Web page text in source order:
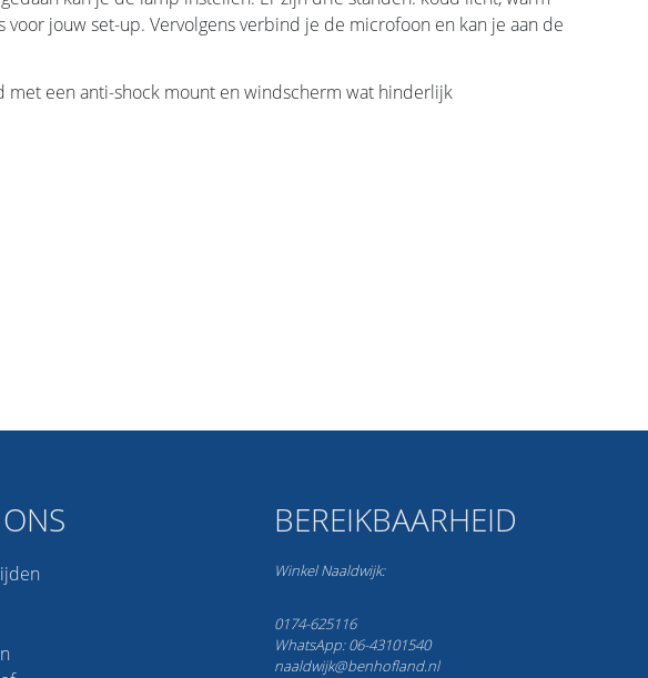
jouw set-up. Vervolgens verbind je de microfoon en kan je aan de
een anti-shock mount en windscherm wat hinderlijk
BEREIKBAARHEID
Winkel Naaldwijk:
0174-625116
WhatsApp: 06-43101540
naaldwijk@benhofland.nl